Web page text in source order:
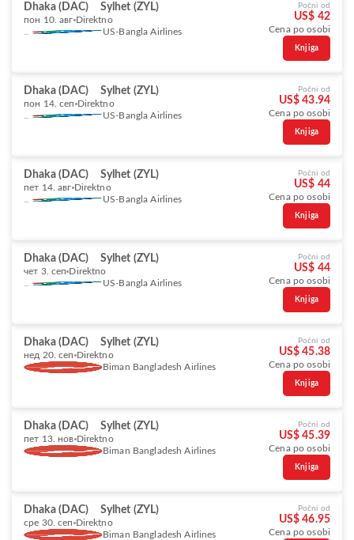
Dhaka (DAC) Sylhet (ZYL)
пон 10. авг Direktno
US-Bangla Airlines
Počni od
US$ 42
Cena po osobi
Knjiga
Dhaka (DAC) Sylhet (ZYL)
пон 14. сеп Direktno
US-Bangla Airlines
Počni od
US$ 43.94
Cena po osobi
Knjiga
Dhaka (DAC) Sylhet (ZYL)
пет 14. авг Direktno
US-Bangla Airlines
Počni od
US$ 44
Cena po osobi
Knjiga
Dhaka (DAC) Sylhet (ZYL)
чет 3. сеп Direktno
US-Bangla Airlines
Počni od
US$ 44
Cena po osobi
Knjiga
Dhaka (DAC) Sylhet (ZYL)
нед 20. сеп Direktno
Biman Bangladesh Airlines
Počni od
US$ 45.38
Cena po osobi
Knjiga
Dhaka (DAC) Sylhet (ZYL)
пет 13. нов Direktno
Biman Bangladesh Airlines
Počni od
US$ 45.39
Cena po osobi
Knjiga
Dhaka (DAC) Sylhet (ZYL)
сре 30. сеп Direktno
Biman Bangladesh Airlines
Počni od
US$ 46.95
Cena po osobi